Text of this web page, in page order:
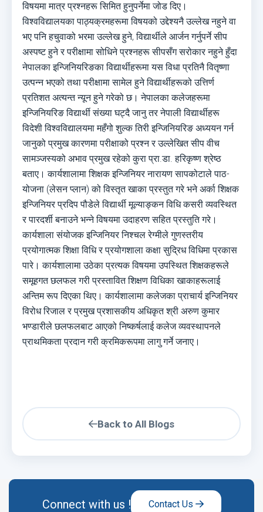
विषयमा मात्र प्रश्नहरू सिमित हुनुपर्नेमा जोड दिए।
विश्वविद्यालयका पाठ्यक्रमहरूमा विषयको उद्देश्यनै उल्लेख नहुने वा
भए पनि हचुवाको भरमा उल्लेख हुने, विद्यार्थीले आर्जन गर्नुपर्ने सीप
अस्पष्ट हुने र परीक्षामा सोधिने प्रश्नहरू सीपसँग सरोकार नहुने हुँदा
नेपालका इन्जिनियरिङका विद्यार्थीहरूमा यस विधा प्रतिनै वितृष्णा
उत्पन्न भएको तथा परीक्षामा सामेल हुने विद्यार्थीहरूको उत्तिर्ण
प्रतिशत अत्यन्त न्यून हुने गरेको छ। नेपालका कलेजहरूमा
इन्जिनियरिङ विद्यार्थी संख्या घट्दै जानु तर नेपाली विद्यार्थीहरू
विदेशी विश्वविद्यालयमा महँगो शुल्क तिरी इन्जिनियरिङ अध्ययन गर्न
जानुको प्रमुख कारणमा परीक्षाको प्रश्न र उल्लेखित सीप वीच
सामञ्जस्यको अभाव प्रमुख रहेको कुरा प्रा.डा. हरिकृष्ण श्रेष्ठ
बताए। कार्यशालामा शिक्षक इन्जिनियर नारायण सापकोटाले पाठ-
योजना (लेसन प्लान) को विस्तृत खाका प्रस्तुत गरे भने अर्का शिक्षक
इन्जिनियर प्रदिप पौडेले विद्यार्थी मूल्याङ्कन विधि कसरी व्यवस्थित
र पारदर्शी बनाउने भन्ने विषयमा उदाहरण सहित प्रस्तुति गरे।
कार्यशाला संयोजक इन्जिनियर निश्चल रेग्मीले गुणस्तरीय
प्रयोगात्मक शिक्षा विधि र प्रयोगशाला कक्षा सुद्रिध विधिमा प्रकास
पारे। कार्यशालामा उठेका प्रत्यक विषयमा उपस्थित शिक्षकहरूले
समूहगत छलफल गरी प्रस्तावित शिक्षण विधिका खाकाहरूलाई
अन्तिम रूप दिएका थिए। कार्यशालामा कलेजका प्राचार्य इन्जिनियर
विरोध रिजाल र प्रमुख प्रशासकीय अधिकृत श्री अरुण कुमार
भण्डारीले छलफलबाट आएको निष्कर्षलाई कलेज व्यवस्थापनले
प्राथमिकता प्रदान गरी क्रमिकरूपमा लागु गर्ने जनाए।
Back to All Blogs
Connect with us ! Contact Us